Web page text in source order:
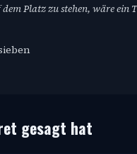
Platz zu stehen, wäre ein
gesagt hat